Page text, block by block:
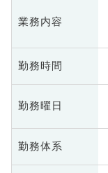
業務内容
勤務時間
勤務曜日
勤務体系